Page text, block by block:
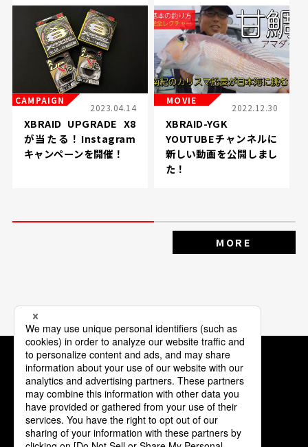
2023.04.14
CAMPAIGN
XBRAID UPGRADE X8
が当たる！Instagram
キャンペーンを開催！
2022.12.30
MOVIE
XBRAID-YGK
YOUTUBEチャンネルに
新しい動画を公開しまし
た！
MORE